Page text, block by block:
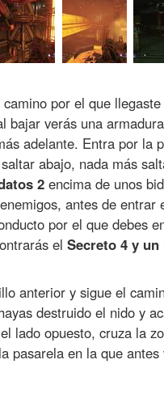
por el que
bajar verás una
adelante. Entra por la
abajo, nada más
2 encima de unos
antes de
por el que debes
el Secreto 4 y
anterior y sigue el
destruido el nido y
lado opuesto, cruza la
pasarela en la que